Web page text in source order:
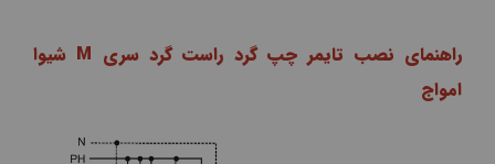
راهنمای نصب تایمر چپ گرد راست گرد سری M شیوا
امواج